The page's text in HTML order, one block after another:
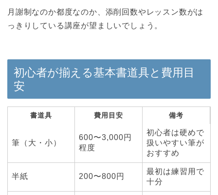
月謝制なのか都度なのか、添削回数やレッスン数がは
っきりしている講座が望ましいでしょう。
初心者が揃える基本書道具と費用目
安
書道具 費用目安 備考
筆（大・小）
600〜3,000円
程度
初心者は硬めで
扱いやすい筆が
おすすめ
半紙 200〜800円
最初は練習用で
十分